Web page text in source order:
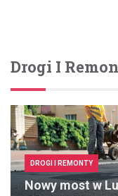
Drogi I
DROGI I REMONTY
Nowy most w